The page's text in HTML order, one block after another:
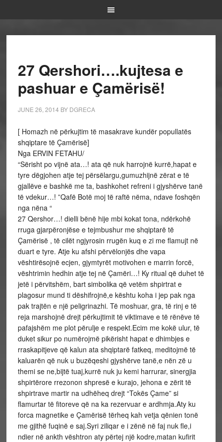
27 Qershori….kujtesa e
pashuar e Çamërisë!
JUNE 26, 2014 BY DGRECA
[ Homazh në përkujtim të masakrave kundër popullatës
shqiptare të Çamërisë]
Nga ERVIN FETAHU/
“Sërisht po vijnë ata…! ata që nuk harrojnë kurrë,hapat e
tyre dëgjohen atje tej përsëlargu,gumuzhijnë zërat e të
gjallëve e bashkë me ta, bashkohet refreni i gjyshërve tanë
të vdekur…! ”Qafë Botë moj të raftë nëma, ndave foshqën
nga nëna “
27 Qershor…! dielli bënë hije mbi kokat tona, ndërkohë
rruga gjarpëronjëse e tejmbushur me shqiptarë të
Çamërisë , të cilët ngjyrosin rrugën kuq e zi me flamujt në
duart e tyre. Atje ku afshi përvëlonjës dhe vapa
vështirësojnë ecjen, gjymtyrët motivohen e marrin forcë,
vështrimin hedhin atje tej në Çamëri…! Ky ritual që duhet të
jetë i përvitshëm, bart simbolika që vetëm shpirtrat e
plagosur mund ti dëshifrojnë,e kështu koha i jep pak nga
pak trajtën e një peligrinazhi. Të moshuar, gra, të rinj e të
reja marshojnë drejt përkujtimit të viktimave e të rënëve të
pafajshëm me plot përulje e respekt.Ecim me kokë ulur, të
duket sikur po numërojmë pikërisht hapat e dhimbjes e
rraskapitjeve që kalun ata shqiptarë fatkeq, meditojmë të
kaluarën që nuk u buzëqeshi gjyshërve tanë,e nën zë u
themi se ne,bijtë tuaj,kurrë nuk ju kemi harrurar, sinergjia
shpirtërore rrezonon shpresë e kurajo, jehona e zërit të
shpirtrave martir na udhëheq drejt “Tokës Çame” si
flamurtar të fitoreve që na ka rezervuar e ardhmja.Aty ku
forca magnetike e Çamërisë tërheq kah vetja qënien tonë
me gjithë fuqinë e saj.Syri ziliqar e i zënë në faj nuk fle,i
ndier në ankth vështron aty përtej një kodre,matan kufirit